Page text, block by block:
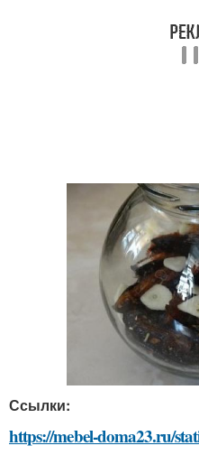
Ссылки:
https://mebel-doma23.ru/